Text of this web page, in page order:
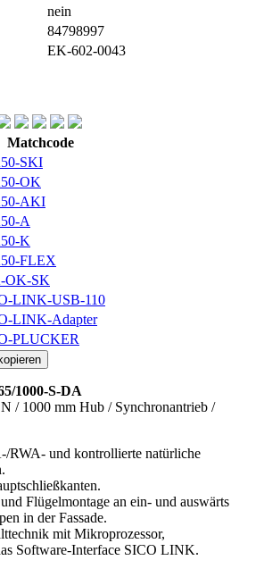
nein
84798997
EK-602-0043
Matchcode
SKI
OK
AKI
A
K
FLEX
OK-SK
LINK-USB-110
LINK-Adapter
PLUCKER
1000-S-DA
/ 1000 mm Hub / Synchronantrieb /
RWA- und kontrollierte natürliche
Flügelmontage an ein- und auswärts
in der Fassade.
mit Mikroprozessor,
Software-Interface SICO LINK.